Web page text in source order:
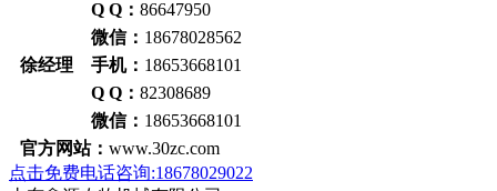
Q Q： 86647950
微信： 18678028562
徐经理 手机： 18653668101
Q Q： 82308689
微信： 18653668101
官方网站： www.30zc.com
点击免费电话咨询:18678029022